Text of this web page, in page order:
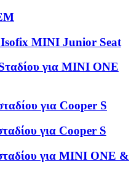
MINI Junior Seat
για MINI ONE
για Cooper S
για Cooper S
για MINI ONE &